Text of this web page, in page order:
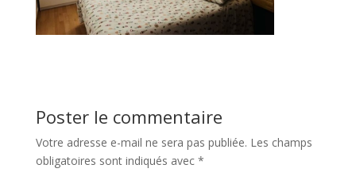
Poster le commentaire
Votre adresse e-mail ne sera pas publiée. Les champs
obligatoires sont indiqués avec *